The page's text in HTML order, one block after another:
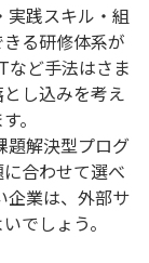
実践スキル・組
る研修体系が
など手法はさま
し込みを考え
。
題解決型プログ
合わせて選べ
企業は、外部サ
でしょう。